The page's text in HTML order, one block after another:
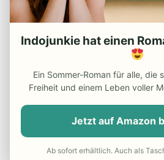
Mobiles Internet vor Ort
Wenn du nach Raja
solltest du dich darauf
schlechter ist als auf
Abstand das beste
Trotzdem gibt es auf
Indojunkie hat einen
Ein Sommer-Roman für alle, die
Freiheit und einem Leben voller
Jetzt auf Amazon
Ab sofort erhältlich. Auch als